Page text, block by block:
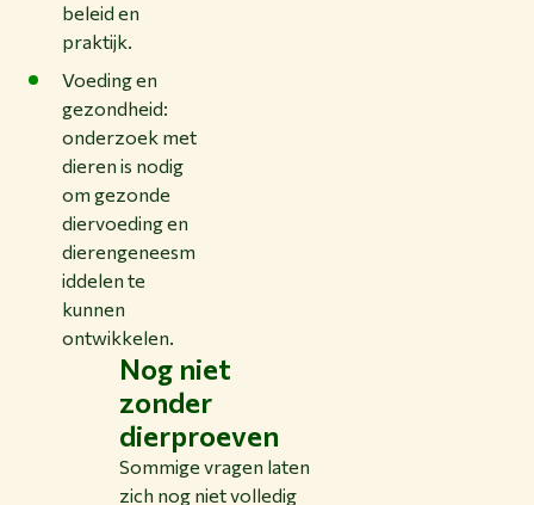
beleid en
praktijk.
Voeding en
gezondheid:
onderzoek met
dieren is nodig
om gezonde
diervoeding en
dierengeneesm
iddelen te
kunnen
ontwikkelen.
Nog niet
zonder
dierproeven
Sommige vragen laten
zich nog niet volledig